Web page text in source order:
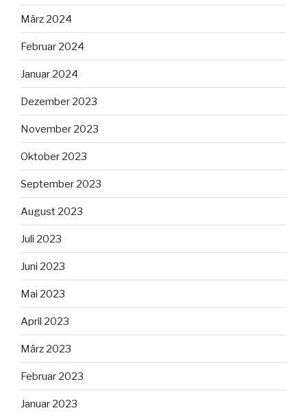
März 2024
Februar 2024
Januar 2024
Dezember 2023
November 2023
Oktober 2023
September 2023
August 2023
Juli 2023
Juni 2023
Mai 2023
April 2023
März 2023
Februar 2023
Januar 2023